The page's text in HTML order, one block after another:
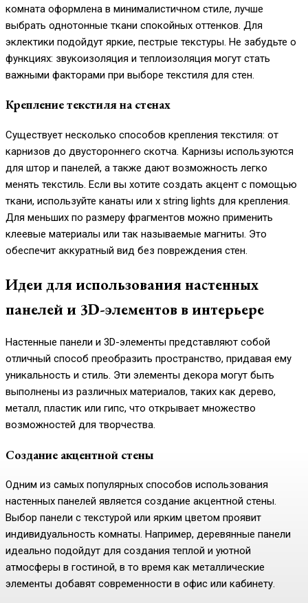
комната оформлена в минималистичном стиле, лучше
выбрать однотонные ткани спокойных оттенков. Для
эклектики подойдут яркие, пестрые текстуры. Не забудьте о
функциях: звукоизоляция и теплоизоляция могут стать
важными факторами при выборе текстиля для стен.
Крепление текстиля на стенах
Существует несколько способов крепления текстиля: от
карнизов до двустороннего скотча. Карнизы используются
для штор и панелей, а также дают возможность легко
менять текстиль. Если вы хотите создать акцент с помощью
ткани, используйте канаты или х string lights для крепления.
Для меньших по размеру фрагментов можно применить
клеевые материалы или так называемые магниты. Это
обеспечит аккуратный вид без повреждения стен.
Идеи для использования настенных
панелей и 3D-элементов в интерьере
Настенные панели и 3D-элементы представляют собой
отличный способ преобразить пространство, придавая ему
уникальность и стиль. Эти элементы декора могут быть
выполнены из различных материалов, таких как дерево,
металл, пластик или гипс, что открывает множество
возможностей для творчества.
Создание акцентной стены
Одним из самых популярных способов использования
настенных панелей является создание акцентной стены.
Выбор панели с текстурой или ярким цветом проявит
индивидуальность комнаты. Например, деревянные панели
идеально подойдут для создания теплой и уютной
атмосферы в гостиной, в то время как металлические
элементы добавят современности в офис или кабинету.